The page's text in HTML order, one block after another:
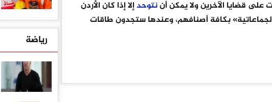
على قضايا الآخرين ولا يمكن أننتوحدإلا إذا كان الأردن
بكافة أصنافهم، وعندها ستجدون طاقات
رياضة